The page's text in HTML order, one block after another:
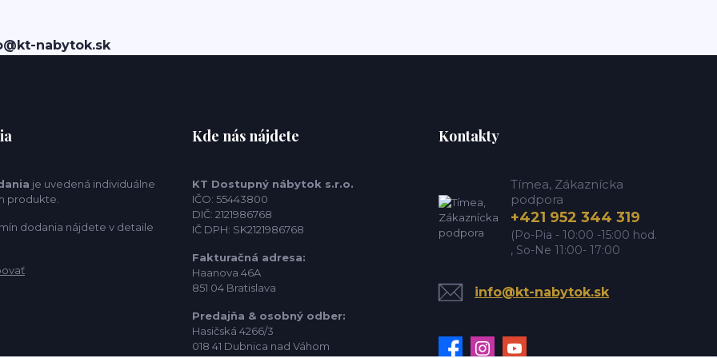
nabytok.sk
je uvedená individuálne
produkte.
dodania nájdete v detaile
Kde nás nájdete
KT Dostupný nábytok s.r.o.
IČO: 55443800
DIČ: 2121986768
IČ DPH: SK2121986768
Fakturačná adresa:
Haanova 46A
851 04 Bratislava
Predajňa & osobný odber:
Hasičská 4266/3
018 41 Dubnica nad Váhom
Kontakty
Tímea, Zákaznícka
podpora
+421 952 344 319
(Po-Pia - 10:00 -15:00 hod.
, So-Ne 11:00- 17:00
info@kt-nabytok.sk